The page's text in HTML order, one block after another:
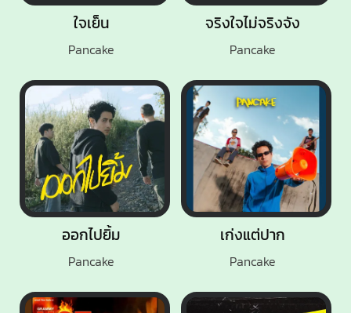
จริงใจไม่จริงจัง
Pancake
ใจเย็น
Pancake
ออกไปยิ้ม
Pancake
เก่งแต่ปาก
Pancake